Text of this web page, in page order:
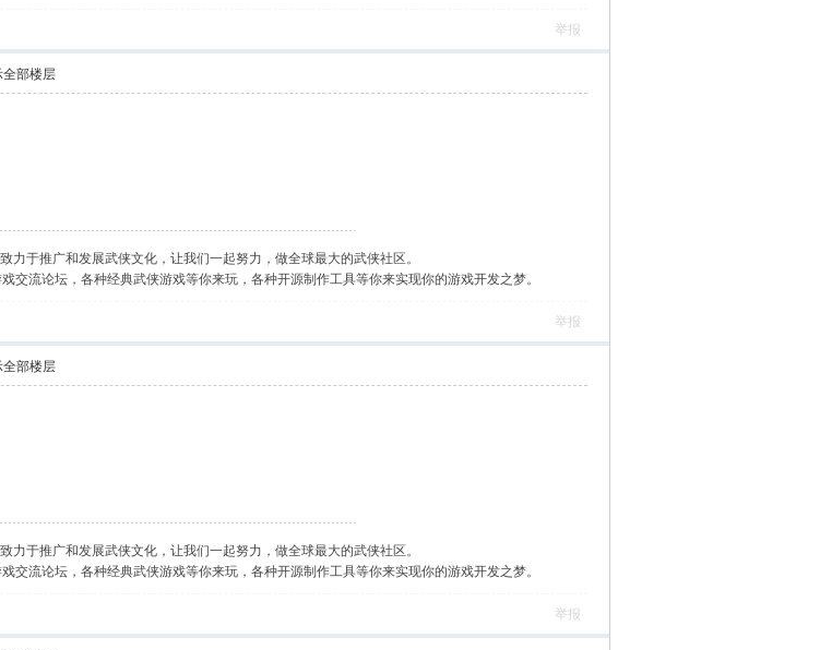
举报
全部楼层
力于推广和发展武侠文化，让我们一起努力，做全球最大的武侠社区。
交流论坛，各种经典武侠游戏等你来玩，各种开源制作工具等你来实现你的游戏开发之梦。
举报
全部楼层
力于推广和发展武侠文化，让我们一起努力，做全球最大的武侠社区。
交流论坛，各种经典武侠游戏等你来玩，各种开源制作工具等你来实现你的游戏开发之梦。
举报